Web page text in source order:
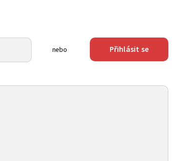
nebo Přihlásit se